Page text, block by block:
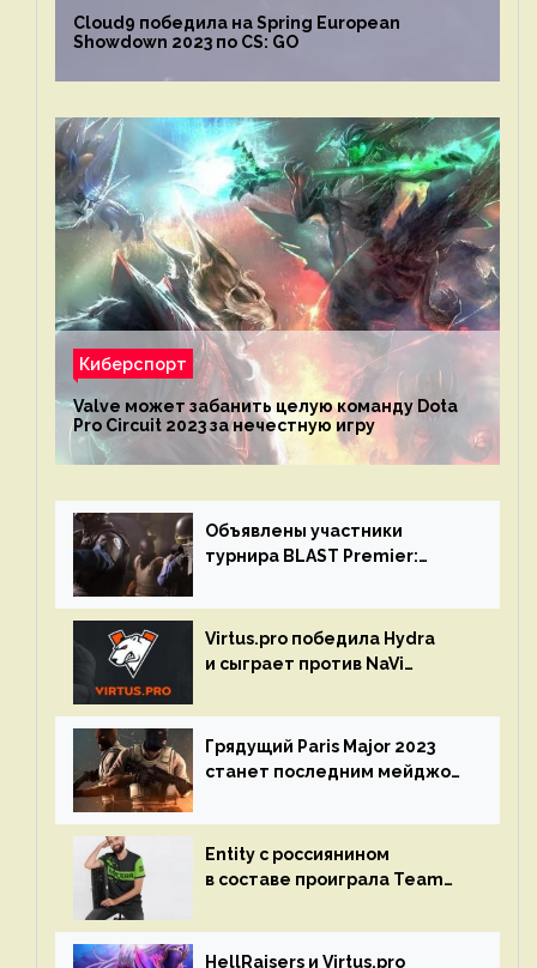
Cloud9 победила на Spring European
Showdown 2023 по CS: GO
Киберспорт
Valve может забанить целую команду Dota
Pro Circuit 2023 за нечестную игру
Объявлены участники
турнира BLAST Premier:
Virtus.pro победила Hydra
и сыграет против NaVi
Грядущий Paris Major 2023
станет последним мейджор-
Entity с россиянином
в составе проиграла Team
HellRaisers и Virtus.pro